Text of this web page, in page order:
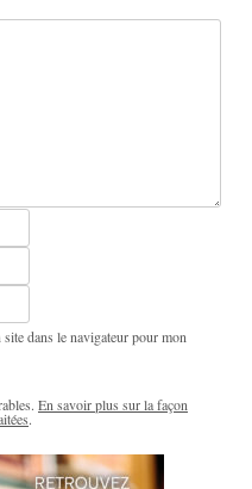
dans le navigateur pour mon
En savoir plus sur la façon
.